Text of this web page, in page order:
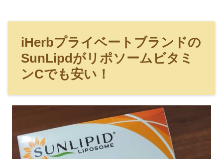
iHerbプライベートブランドの
SunLipdがリポソームビタミ
ンCでも安い！